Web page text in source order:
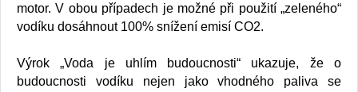
motor. V obou případech je možné při použití „zeleného“
vodíku dosáhnout 100% snížení emisí CO2.
Výrok „Voda je uhlím budoucnosti“ ukazuje, že o
budoucnosti vodíku nejen jako vhodného paliva se